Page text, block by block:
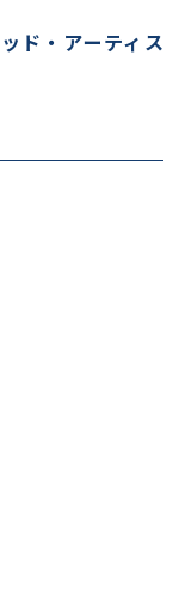
ド・アーティス